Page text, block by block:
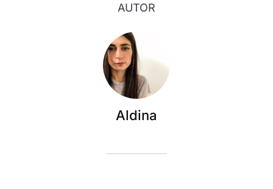
AUTOR
Aldina